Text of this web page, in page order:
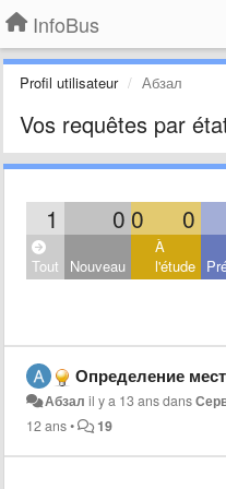
InfoBus
Profil utilisateur Абзал
Vos requêtes par
1 0 0 0
Tout Nouveau
À
l'étude
Определение
Абзал il y a 13 ansdans
12 ans• 19